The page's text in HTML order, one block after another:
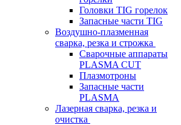
Головки TIG горелок
Запасные части TIG
Воздушно-плазменная
сварка, резка и строжка
Сварочные аппараты
PLASMA CUT
Плазмотроны
Запасные части
PLASMA
Лазерная сварка, резка и
очистка